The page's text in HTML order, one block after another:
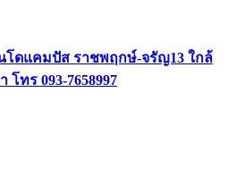
โดแคมปัส ราชพฤกษ์-จรัญ13 ใกล้
โทร 093-7658997